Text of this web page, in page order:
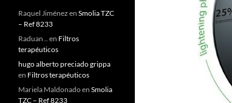
Raquel Jiménez en Smolia TZC
– Ref 8233
Raduan .. en Filtros
terapéuticos
hugo alberto preciado grippa
en Filtros terapéuticos
Mariela Maldonadoen Smolia
TZC – Ref 8233